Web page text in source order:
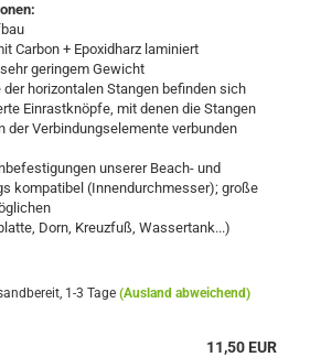
Carbon + Epoxidharz laminiert
geringem Gewicht
der horizontalen Stangen befinden sich
Einrastknöpfe, mit denen die Stangen
der Verbindungselemente verbunden
unserer Beach- und
kompatibel (Innendurchmesser); große
Dorn, Kreuzfuß, Wassertank...)
1-3 Tage (Ausland abweichend)
11,50 EUR